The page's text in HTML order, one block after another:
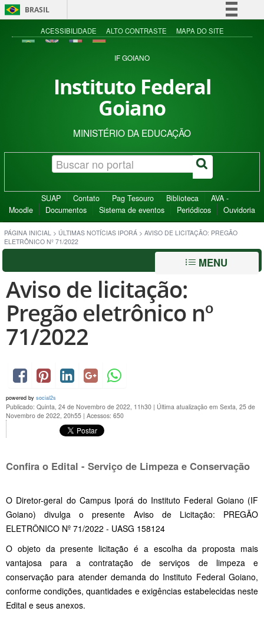
BRASIL
Simplifique!
Acesso à informação
ACESSIBILIDADE ALTO CONTRASTE MAPA DO SITE
IF GOIANO
Instituto Federal
Goiano
MINISTÉRIO DA EDUCAÇÃO
SUAP Contato Pag Tesouro Biblioteca
AVA -
Moodle
Documentos Sistema de eventos Periódicos Ouvidoria
PÁGINA INICIAL > ÚLTIMAS NOTÍCIAS IPORÁ > AVISO DE LICITAÇÃO: PREGÃO
ELETRÔNICO Nº 71/2022
MENU
Aviso de licitação:
Pregão eletrônico nº
71/2022
powered by social2s
Publicado: Quinta, 24 de Novembro de 2022, 11h30 | Última atualização em Sexta, 25 de
Novembro de 2022, 20h55 | Acessos: 650
Confira o Edital - Serviço de Limpeza e Conservação
O Diretor-geral do Campus Iporá do Instituto Federal Goiano (IF
Goiano) divulga o presente Aviso de Licitação: PREGÃO
ELETRÔNICO Nº 71/2022 - UASG 158124
O objeto da presente licitação é a escolha da proposta mais
vantajosa para a contratação de serviços de limpeza e
conservação para atender demanda do Instituto Federal Goiano,
conforme condições, quantidades e exigências estabelecidas neste
Edital e seus anexos.